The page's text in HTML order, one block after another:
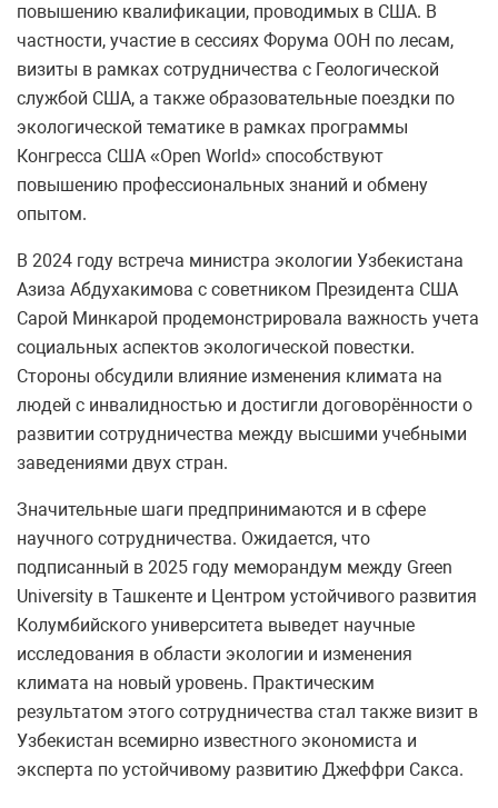
повышению квалификации, проводимых в США. В
частности, участие в сессиях Форума ООН по лесам,
визиты в рамках сотрудничества с Геологической
службой США, а также образовательные поездки по
экологической тематике в рамках программы
Конгресса США «Open World» способствуют
повышению профессиональных знаний и обмену
опытом.
В 2024 году встреча министра экологии Узбекистана
Азиза Абдухакимова с советником Президента США
Сарой Минкарой продемонстрировала важность учета
социальных аспектов экологической повестки.
Стороны обсудили влияние изменения климата на
людей с инвалидностью и достигли договорённости о
развитии сотрудничества между высшими учебными
заведениями двух стран.
Значительные шаги предпринимаются и в сфере
научного сотрудничества. Ожидается, что
подписанный в 2025 году меморандум между Green
University в Ташкенте и Центром устойчивого развития
Колумбийского университета выведет научные
исследования в области экологии и изменения
климата на новый уровень. Практическим
результатом этого сотрудничества стал также визит в
Узбекистан всемирно известного экономиста и
эксперта по устойчивому развитию Джеффри Сакса.